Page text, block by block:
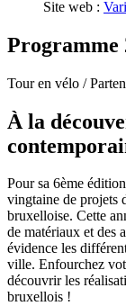
Site web :
Programme
Tour en vélo /
À la
Pour sa 6ème
vingtaine de projets
bruxelloise. Cette
de matériaux et des
évidence les
ville. Enfourchez
découvrir les
bruxellois !